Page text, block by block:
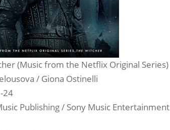
(Music from the Netflix Original Series)
/ Giona Ostinelli
24
Publishing / Sony Music Entertainment